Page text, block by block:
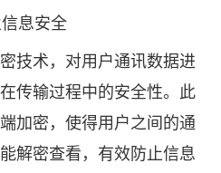
息安全
技术，对用户通讯数据进
传输过程中的安全性。此
加密，使得用户之间的通
解密查看，有效防止信息